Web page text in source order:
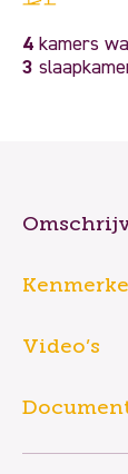
4 kamers
3
Video’s